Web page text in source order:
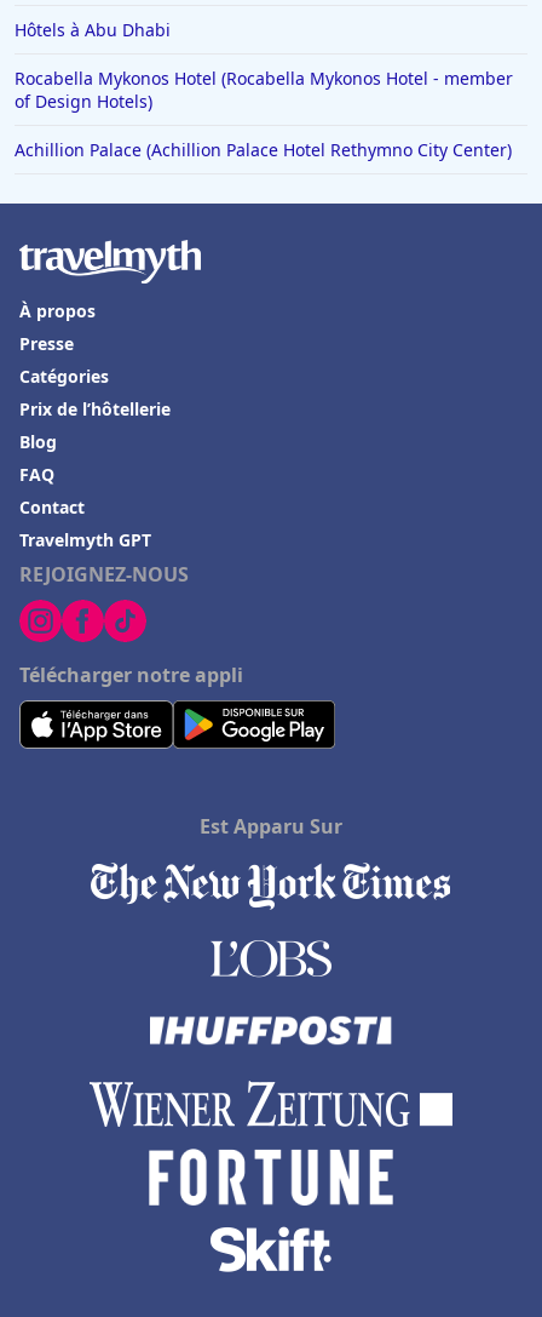
Hôtels à Megève
Hôtels en Loire Atlantique
Hôtels à Tulum
Hôtels à Turin
Hôtels en Andorre
Hôtels à Chantilly
Hôtels à Grindelwald
Hôtels à Fontainebleau
Hôtels à Thann
Hôtels à Bonneuil-sur-Marne
Hôtels à Tallard
Hôtels à Playa del Carmen
Hôtels à Le Luc
Hôtels en Charente Maritime
Hôtels à Bois-Colombes
Hôtels à Porto Ota
Hôtels à Brides-les-Bains
Hôtels en Rhone Alpes
Hôtels à Abu Dhabi
Rocabella Mykonos Hotel (Rocabella Mykonos Hotel - member
of Design Hotels)
Achillion Palace (Achillion Palace Hotel Rethymno City Center)
REJOIGNEZ-NOUS
Télécharger notre appli
À propos
Presse
Catégories
Prix de l’hôtellerie
Blog
FAQ
Contact
Travelmyth GPT
Est Apparu Sur